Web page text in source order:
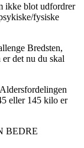
ikke blot udfordrer
fysiske
Bredsten,
det nu du skal
eller 145 kilo er
BEDRE